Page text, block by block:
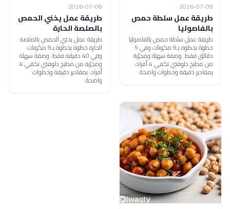
2026-07-08
طريقة عمل سلطة حمص
بالفاصوليا
طريقة عمل سلطة حمص بالفاصوليا
خطوة بخطوة بـ9 مكونات وفي 5
دقائق فقط. وصفة سهلة ومجرّبة
من مطبخ دلوقتي تكفي 4 أفراد،
بمقادير دقيقة وخطوات واضحة.
2026-07-08
طريقة عمل يخني الحمص
بالصلصة الحارة
طريقة عمل يخني الحمص بالصلصة
الحارة خطوة بخطوة بـ9 مكونات
وفي 40 دقيقة فقط. وصفة سهلة
ومجرّبة من مطبخ دلوقتي تكفي 4
أفراد، بمقادير دقيقة وخطوات
واضحة.